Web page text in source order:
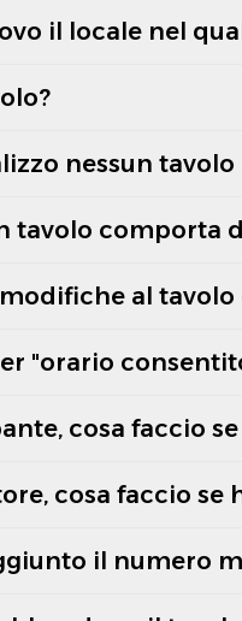
il locale nel
nessun
tavolo comporta
al tavolo
"orario
cosa faccio
cosa faccio
il numero